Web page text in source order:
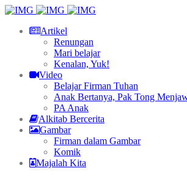
Artikel
Renungan
Mari belajar
Kenalan, Yuk!
Video
Belajar Firman Tuhan
Anak Bertanya, Pak Tong
PA Anak
Alkitab Bercerita
Gambar
Firman dalam Gambar
Komik
Majalah Kita